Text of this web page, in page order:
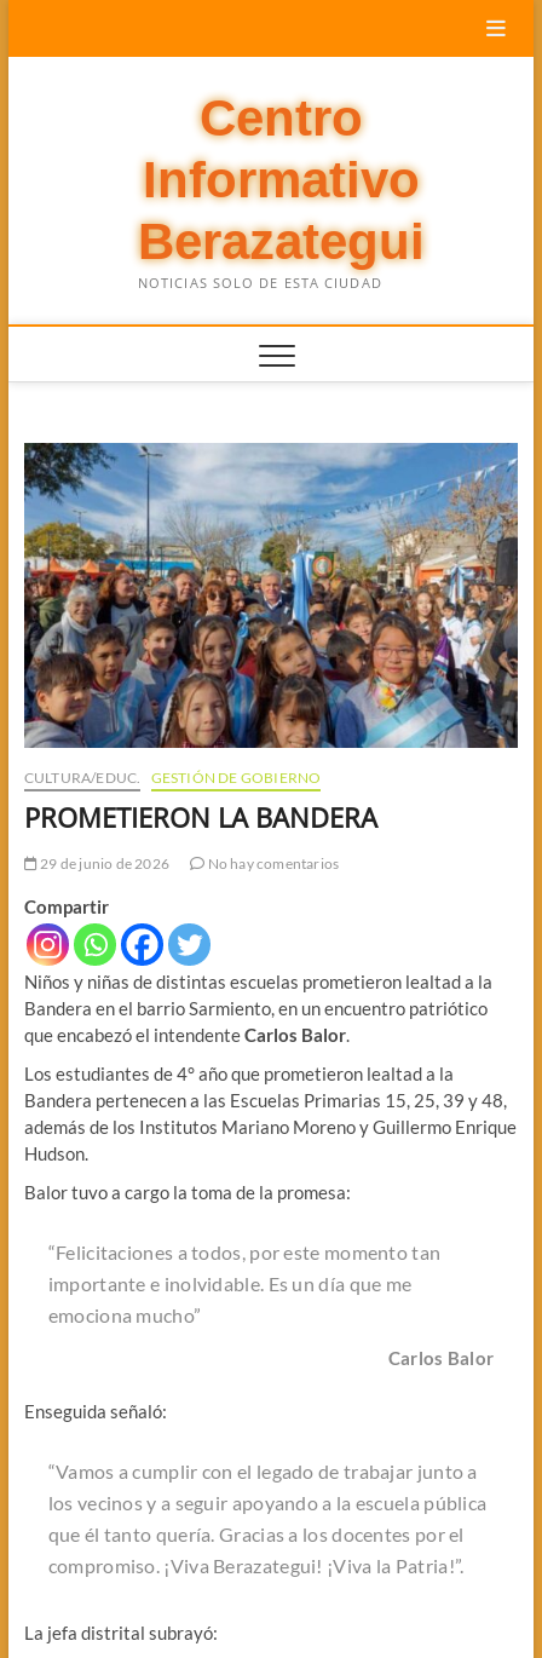
Centro
Informativo
Berazategui
NOTICIAS SOLO DE ESTA CIUDAD
CULTURA/EDUC. GESTIÓN DE GOBIERNO
PROMETIERON LA BANDERA
29 de junio de 2026 No hay comentarios
Compartir
Niños y niñas de distintas escuelas prometieron lealtad a la
Bandera en el barrio Sarmiento, en un encuentro patriótico
que encabezó el intendenteCarlos Balor.
Los estudiantes de 4° año que prometieron lealtad a la
Bandera pertenecen a las Escuelas Primarias 15, 25, 39 y 48,
además de los Institutos Mariano Moreno y Guillermo Enrique
Hudson.
Balor tuvo a cargo la toma de la promesa:
“Felicitaciones a todos, por este momento tan
importante e inolvidable. Es un día que me
emociona mucho”
Carlos Balor
Enseguida señaló:
“Vamos a cumplir con el legado de trabajar junto a
los vecinos y a seguir apoyando a la escuela pública
que él tanto quería. Gracias a los docentes por el
compromiso. ¡Viva Berazategui! ¡Viva la Patria!”.
La jefa distrital subrayó: